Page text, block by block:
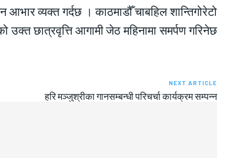
आभार व्यक्त गर्दछ । काठमाडौँ चाबहिल शान्तिगोरेटो
उक्त छात्रवृत्ति आगामी जेठ महिनामा समर्पण गरिनेछ
NEXT ARTICLE
हरि मञ्जुश्रीका गानसम्बन्धी परिचर्चा कार्यक्रम सम्पन्न